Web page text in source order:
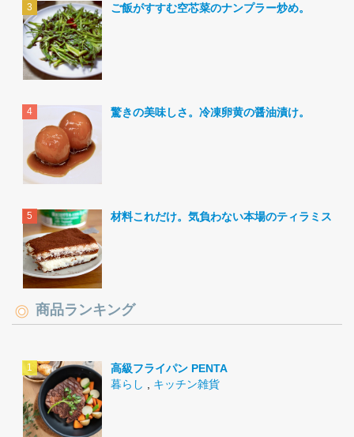
ご飯がすすむ空芯菜のナンプラー炒め。
驚きの美味しさ。冷凍卵黄の醤油漬け。
材料これだけ。気負わない本場のティラミス。
商品ランキング
高級フライパン PENTA
暮らし
キッチン雑貨